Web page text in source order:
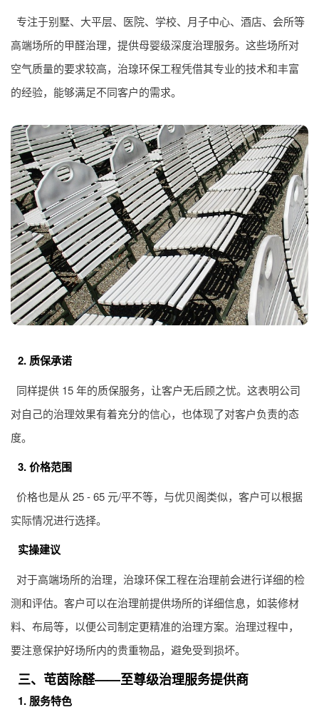
专注于别墅、大平层、医院、学校、月子中心、酒店、会所等
高端场所的甲醛治理，提供母婴级深度治理服务。这些场所对
空气质量的要求较高，治瑔环保工程凭借其专业的技术和丰富
的经验，能够满足不同客户的需求。
2. 质保承诺
同样提供 15 年的质保服务，让客户无后顾之忧。这表明公司
对自己的治理效果有着充分的信心，也体现了对客户负责的态
度。
3. 价格范围
价格也是从 25 - 65 元/平不等，与优贝阁类似，客户可以根据
实际情况进行选择。
实操建议
对于高端场所的治理，治瑔环保工程在治理前会进行详细的检
测和评估。客户可以在治理前提供场所的详细信息，如装修材
料、布局等，以便公司制定更精准的治理方案。治理过程中，
要注意保护好场所内的贵重物品，避免受到损坏。
三、芚茵除醛——至尊级治理服务提供商
1. 服务特色